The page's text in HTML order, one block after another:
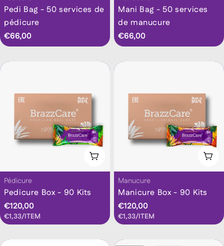
Pedi Bag - 50 services de
pédicure
Prix
habituel
€66,00
Mani Bag - 50 services
de manucure
Prix
habituel
€66,00
Ajouter Au Panier
Taper:
Pédicure
Pedicure Box - 90 Kits
Prix
€120,00
PRIX
€1,33/PAR
ITEM
Taper:
Manucure
Manicure Box - 90 Kits
Prix
€120,00
PRIX
€1,33/PAR
ITEM